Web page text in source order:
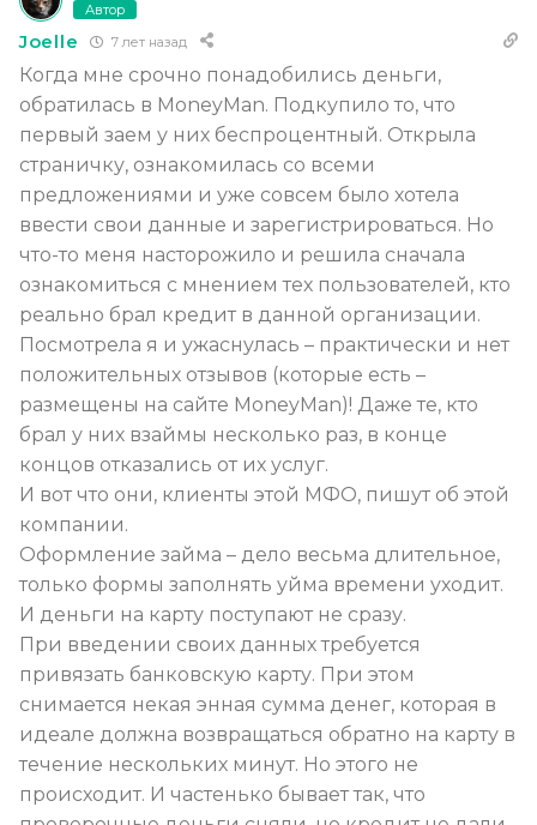
Автор
Joelle 7 лет назад
Когда мне срочно понадобились деньги,
обратилась в MoneyMan. Подкупило то, что
первый заем у них беспроцентный. Открыла
страничку, ознакомилась со всеми
предложениями и уже совсем было хотела
ввести свои данные и зарегистрироваться. Но
что-то меня насторожило и решила сначала
ознакомиться с мнением тех пользователей, кто
реально брал кредит в данной организации.
Посмотрела я и ужаснулась – практически и нет
положительных отзывов (которые есть –
размещены на сайте MoneyMan)! Даже те, кто
брал у них взаймы несколько раз, в конце
концов отказались от их услуг.
И вот что они, клиенты этой МФО, пишут об этой
компании.
Оформление займа – дело весьма длительное,
только формы заполнять уйма времени уходит.
И деньги на карту поступают не сразу.
При введении своих данных требуется
привязать банковскую карту. При этом
снимается некая энная сумма денег, которая в
идеале должна возвращаться обратно на карту в
течение нескольких минут. Но этого не
происходит. И частенько бывает так, что